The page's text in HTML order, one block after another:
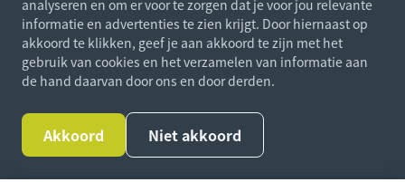
analyseren en om er voor te zorgen dat je voor jou relevante
informatie en advertenties te zien krijgt. Door hiernaast op
akkoord te klikken, geef je aan akkoord te zijn met het
gebruik van cookies en het verzamelen van informatie aan
de hand daarvan door ons en door derden.
Akkoord Niet akkoord